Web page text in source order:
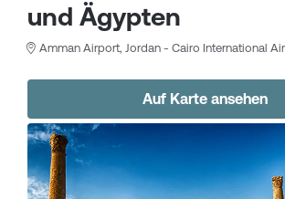
und Ägypten
Amman Airport, Jordan - Cairo International
Auf Karte ansehen